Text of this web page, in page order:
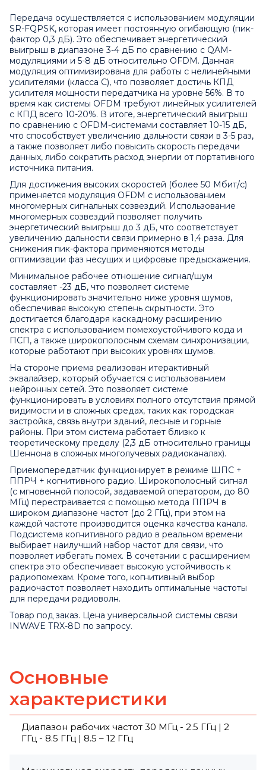
Передача осуществляется с использованием модуляции
SR-FQPSK, которая имеет постоянную огибающую (пик-
фактор 0,3 дБ). Это обеспечивает энергетический
выигрыш в диапазоне 3-4 дБ по сравнению с QAM-
модуляциями и 5-8 дБ относительно OFDM. Данная
модуляция оптимизирована для работы с нелинейными
усилителями (класса C), что позволяет достичь КПД
усилителя мощности передатчика на уровне 56%. В то
время как системы OFDM требуют линейных усилителей
с КПД всего 10-20%. В итоге, энергетический выигрыш
по сравнению с OFDM-системами составляет 10-15 дБ,
что способствует увеличению дальности связи в 3-5 раз,
а также позволяет либо повысить скорость передачи
данных, либо сократить расход энергии от портативного
источника питания.
Для достижения высоких скоростей (более 50 Мбит/с)
применяется модуляция OFDM с использованием
многомерных сигнальных созвездий. Использование
многомерных созвездий позволяет получить
энергетический выигрыш до 3 дБ, что соответствует
увеличению дальности связи примерно в 1,4 раза. Для
снижения пик-фактора применяются методы
оптимизации фаз несущих и цифровые предыскажения.
Минимальное рабочее отношение сигнал/шум
составляет -23 дБ, что позволяет системе
функционировать значительно ниже уровня шумов,
обеспечивая высокую степень скрытности. Это
достигается благодаря каскадному расширению
спектра с использованием помехоустойчивого кода и
ПСП, а также широкополосным схемам синхронизации,
которые работают при высоких уровнях шумов.
На стороне приема реализован итерактивный
эквалайзер, который обучается с использованием
нейронных сетей. Это позволяет системе
функционировать в условиях полного отсутствия прямой
видимости и в сложных средах, таких как городская
застройка, связь внутри зданий, лесные и горные
районы. При этом система работает близко к
теоретическому пределу (2,3 дБ относительно границы
Шеннона в сложных многолучевых радиоканалах).
Приемопередатчик функционирует в режиме ШПС +
ППРЧ + когнитивного радио. Широкополосный сигнал
(с мгновенной полосой, задаваемой оператором, до 80
МГц) перестраивается с помощью метода ППРЧ в
широком диапазоне частот (до 2 ГГц), при этом на
каждой частоте производится оценка качества канала.
Подсистема когнитивного радио в реальном времени
выбирает наилучший набор частот для связи, что
позволяет избегать помех. В сочетании с расширением
спектра это обеспечивает высокую устойчивость к
радиопомехам. Кроме того, когнитивный выбор
радиочастот позволяет находить оптимальные частоты
для передачи радиоволн.
Товар под заказ. Цена универсальной системы связи
INWAVE TRX-8D по запросу.
Основные
характеристики
Диапазон рабочих частот 30 МГц - 2.5 ГГц | 2
ГГц - 8.5 ГГц | 8.5 – 12 ГГц